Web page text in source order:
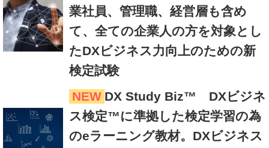
業社員、管理職、経営層も含め
て、全ての企業人の方を対象とし
たDXビジネス力向上のための新
検定試験
NEW DX Study Biz™ DXビジネ
ス検定™に準拠した検定学習の為
のeラーニング教材。DXビジネス